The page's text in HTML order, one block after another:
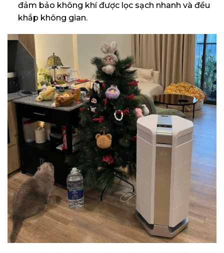
đảm bảo không khí được lọc sạch nhanh và đều
khắp không gian.